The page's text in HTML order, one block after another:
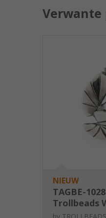
NIEUW
TAGBE-
Trollbeads
van de lelie